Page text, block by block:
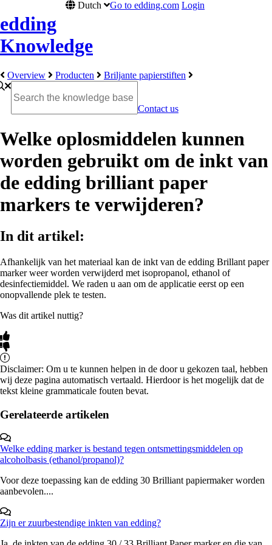
edding
Knowledge
Dutch Go to edding.com Login
Overview Producten Briljante papierstiften
Contact us
Welke oplosmiddelen kunnen
worden gebruikt om de inkt van
de edding brilliant paper
markers te verwijderen?
In dit artikel:
Afhankelijk van het materiaal kan de inkt van de edding Brillant paper
marker weer worden verwijderd met isopropanol, ethanol of
desinfectiemiddel. We raden u aan om de applicatie eerst op een
onopvallende plek te testen.
Was dit artikel nuttig?
Disclaimer: Om u te kunnen helpen in de door u gekozen taal, hebben
wij deze pagina automatisch vertaald. Hierdoor is het mogelijk dat de
tekst kleine grammaticale fouten bevat.
Gerelateerde artikelen
Welke edding marker is bestand tegen ontsmettingsmiddelen op
alcoholbasis (ethanol/propanol)?
Voor deze toepassing kan de edding 30 Brilliant papiermaker worden
aanbevolen....
Zijn er zuurbestendige inkten van edding?